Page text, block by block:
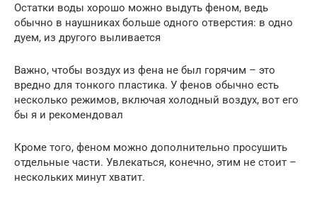
Остатки воды хорошо можно выдуть феном, ведь
обычно в наушниках больше одного отверстия: в одно
дуем, из другого выливается
Важно, чтобы воздух из фена не был горячим – это
вредно для тонкого пластика. У фенов обычно есть
несколько режимов, включая холодный воздух, вот его
бы я и рекомендовал
Кроме того, феном можно дополнительно просушить
отдельные части. Увлекаться, конечно, этим не стоит –
нескольких минут хватит.